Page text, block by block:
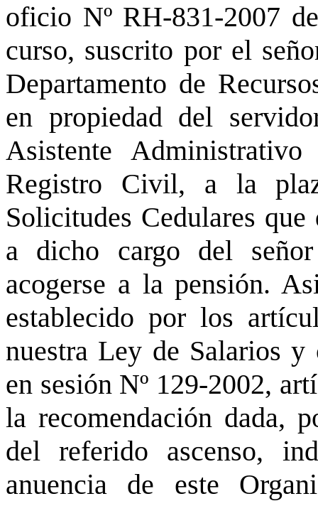
oficio Nº RH-831-2007
curso, suscrito por el
Departamento de
en propiedad del
Asistente
Registro Civil, a la
Solicitudes Cedulares
a dicho cargo del
acogerse a la pensión.
establecido por los
nuestra Ley de Salarios
en sesión Nº 129-2002,
la recomendación dada,
del referido ascenso,
anuencia de este